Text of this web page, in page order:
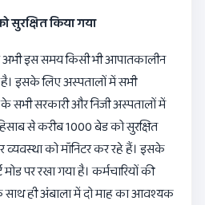
सुरक्षित किया गया
इस समय किसी भी आपातकालीन
है। इसके लिए अस्पतालों में सभी
सरकारी और निजी अस्पतालों में
से करीब 1000 बेड को सुरक्षित
व्यवस्था को मॉनिटर कर रहे हैं। इसके
पर रखा गया है। कर्मचारियों की
साथ ही अंबाला में दो माह का आवश्यक